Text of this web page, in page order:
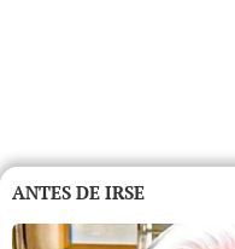
ANTES DE IRSE